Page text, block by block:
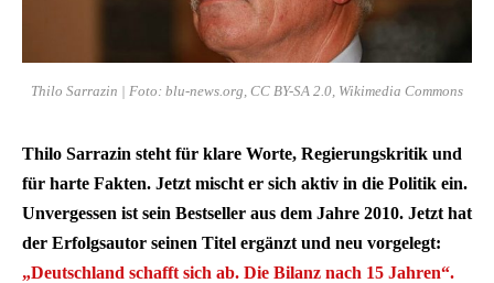
Thilo Sarrazin | Foto: blu-news.org, CC BY-SA 2.0, Wikimedia Commons
Thilo Sarrazin steht für klare Worte, Regierungskritik und
für harte Fakten. Jetzt mischt er sich aktiv in die Politik ein.
Unvergessen ist sein Bestseller aus dem Jahre 2010. Jetzt hat
der Erfolgsautor seinen Titel ergänzt und neu vorgelegt:
„Deutschland schafft sich ab. Die Bilanz nach 15 Jahren“.